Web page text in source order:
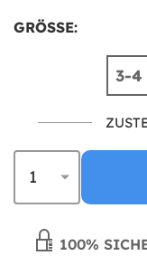
GRÖSSE:
3-4
100%